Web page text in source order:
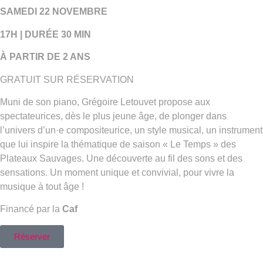
SAMEDI 22 NOVEMBRE
17H | DURÉE 30 MIN
À PARTIR DE 2 ANS
GRATUIT SUR RÉSERVATION
Muni de son piano, Grégoire Letouvet propose aux
spectateurices, dès le plus jeune âge, de plonger dans
l’univers d’un·e compositeurice, un style musical, un instrument
que lui inspire la thématique de saison « Le Temps » des
Plateaux Sauvages. Une découverte au fil des sons et des
sensations. Un moment unique et convivial, pour vivre la
musique à tout âge !
Financé par la Caf
Réserver